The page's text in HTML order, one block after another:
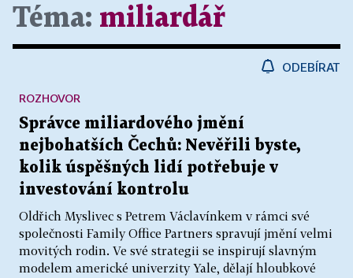
Téma: miliardář
ODEBÍRAT
Správce miliardového jmění
nejbohatších Čechů: Nevěřili byste,
kolik úspěšných lidí potřebuje v
investování kontrolu
Oldřich Myslivec s Petrem Václavínkem v rámci své
společnosti Family Office Partners spravují jmění velmi
movitých rodin. Ve své strategii se inspirují slavným
modelem americké univerzity Yale, dělají hloubkové
ROZHOVOR